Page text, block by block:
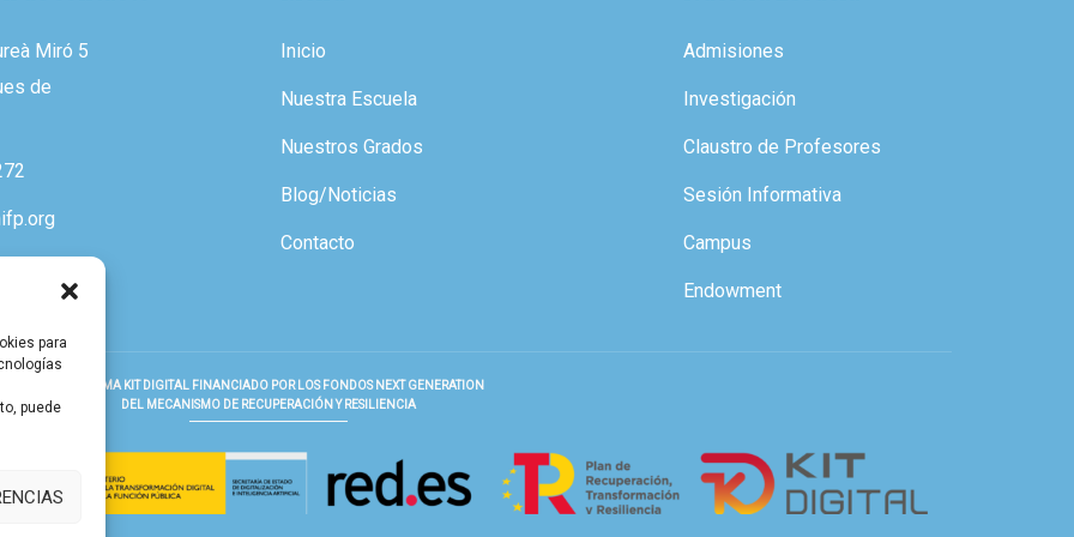
para
puede
Miró 5
de
Inicio
Nuestra Escuela
Nuestros Grados
Blog/Noticias
Contacto
Admisiones
Investigación
Claustro de Profesores
Sesión Informativa
Campus
Endowment
PROGRAMA KIT DIGITAL FINANCIADO POR LOS FONDOS NEXT GENERATION
DEL MECANISMO DE RECUPERACIÓN Y RESILIENCIA